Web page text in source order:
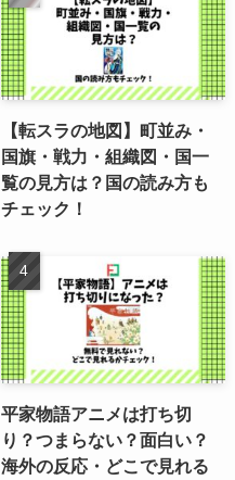
【転スラの地図】町並み・
国旗・戦力・組織図・国一
覧の見方は？国の読み方も
チェック！
平家物語アニメは打ち切
り？つまらない？面白い？
海外の反応・どこで見れる